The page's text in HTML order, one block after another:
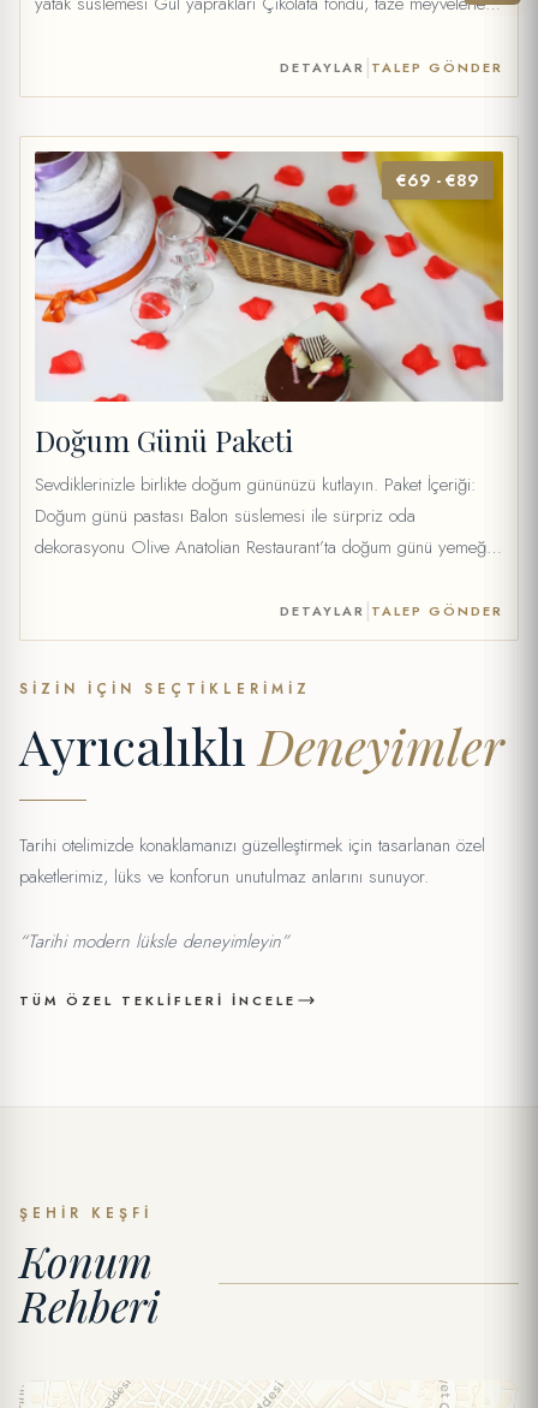
DETAYLAR |TALEP GÖNDER
€69 - €89
Doğum Günü Paketi
Sevdiklerinizle birlikte doğum gününüzü kutlayın. Paket İçeriği:
Doğum günü pastası Balon süslemesi ile sürpriz oda
dekorasyonu Olive Anatolian Restaurant’ta doğum günü yemeği
İsteğe bağlı 1 şişe şarap eklenebilir (+20 €) Fiyat: 69 € *Fiyata
şarap dahil değildir. Şarap opsiyonel olarak eklenebilir. Son
DETAYLAR |TALEP GÖNDER
SIZIN İÇIN SEÇTIKLERIMIZ
Ayrıcalıklı Deneyimler
Tarihi otelimizde konaklamanızı güzelleştirmek için tasarlanan özel
paketlerimiz, lüks ve konforun unutulmaz anlarını sunuyor.
“Tarihi modern lüksle deneyimleyin”
TÜM ÖZEL TEKLIFLERI İNCELE
AD SOYAD *
ŞEHIR KEŞFI
Konum
Rehberi